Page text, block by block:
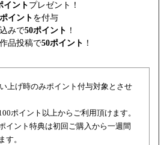
イント プレゼント！
ポイント を付与
みで50ポイント ！
品投稿で50ポイント ！
上げ時のみポイント付与対象とさせ
ポイント以上からご利用頂けます。
イント特典は初回ご購入から一週間
す。